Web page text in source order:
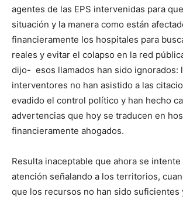
agentes de las EPS intervenidas para
situación y la manera como están
financieramente los hospitales para
reales y evitar el colapso en la red
dijo- esos llamados han sido ignorados:
interventores no han asistido a las
evadido el control político y han hecho
advertencias que hoy se traducen en
financieramente ahogados.
Resulta inaceptable que ahora se
atención señalando a los territorios,
que los recursos no han sido suficientes